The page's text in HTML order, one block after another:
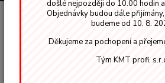
Nordica EKO - krycí
TEKNOS Nordica
TEKNOS Nordica
krycí barva 5,00 L na
došlé nejpozději do 10.00 hodin
Objednávky budou dále
budeme od 10. 8.
Děkujeme za pochopení a
Tým KMT profi,